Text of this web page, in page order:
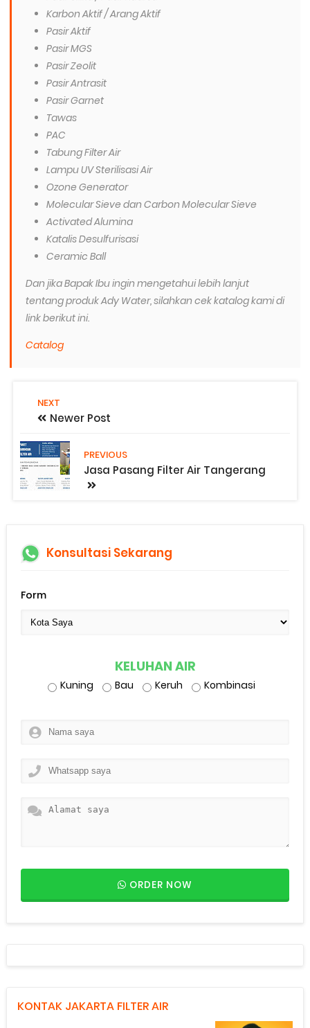
Karbon Aktif / Arang Aktif
Pasir Aktif
Pasir MGS
Pasir Zeolit
Pasir Antrasit
Pasir Garnet
Tawas
PAC
Tabung Filter Air
Lampu UV Sterilisasi Air
Ozone Generator
Molecular Sieve dan Carbon Molecular Sieve
Activated Alumina
Katalis Desulfurisasi
Ceramic Ball
Dan jika Bapak Ibu ingin mengetahui lebih lanjut
tentang produk Ady Water, silahkan cek katalog kami di
link berikut ini.
Catalog
NEXT
Newer Post
PREVIOUS
Jasa Pasang Filter Air Tangerang
Konsultasi Sekarang
Form
KELUHAN AIR
Kuning Bau Keruh Kombinasi
ORDER NOW
KONTAK JAKARTA FILTER AIR